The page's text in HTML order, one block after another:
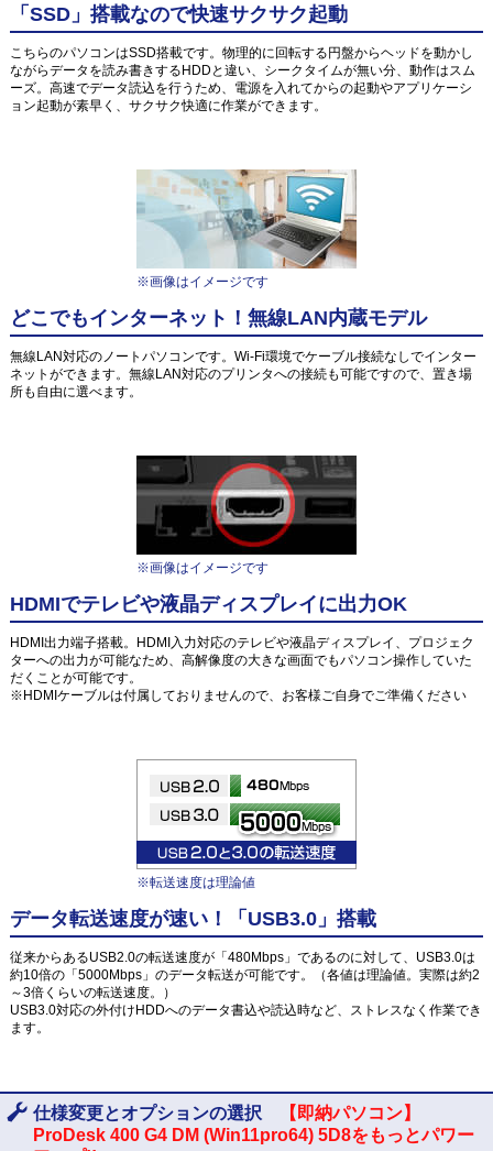
「SSD」搭載なので快速サクサク起動
こちらのパソコンはSSD搭載です。物理的に回転する円盤からヘッドを動かし
ながらデータを読み書きするHDDと違い、シークタイムが無い分、動作はスム
ーズ。高速でデータ読込を行うため、電源を入れてからの起動やアプリケーシ
ョン起動が素早く、サクサク快適に作業ができます。
※画像はイメージです
どこでもインターネット！無線LAN内蔵モデル
無線LAN対応のノートパソコンです。Wi-Fi環境でケーブル接続なしでインター
ネットができます。無線LAN対応のプリンタへの接続も可能ですので、置き場
所も自由に選べます。
※画像はイメージです
HDMIでテレビや液晶ディスプレイに出力OK
HDMI出力端子搭載。HDMI入力対応のテレビや液晶ディスプレイ、プロジェク
ターへの出力が可能なため、高解像度の大きな画面でもパソコン操作していた
だくことが可能です。
※HDMIケーブルは付属しておりませんので、お客様ご自身でご準備ください
※転送速度は理論値
データ転送速度が速い！「USB3.0」搭載
従来からあるUSB2.0の転送速度が「480Mbps」であるのに対して、USB3.0は
約10倍の「5000Mbps」のデータ転送が可能です。（各値は理論値。実際は約2
～3倍くらいの転送速度。）
USB3.0対応の外付けHDDへのデータ書込や読込時など、ストレスなく作業でき
ます。
仕様変更とオプションの選択
【即納パソコン】
ProDesk 400 G4 DM (Win11pro64) 5D8をもっとパワー